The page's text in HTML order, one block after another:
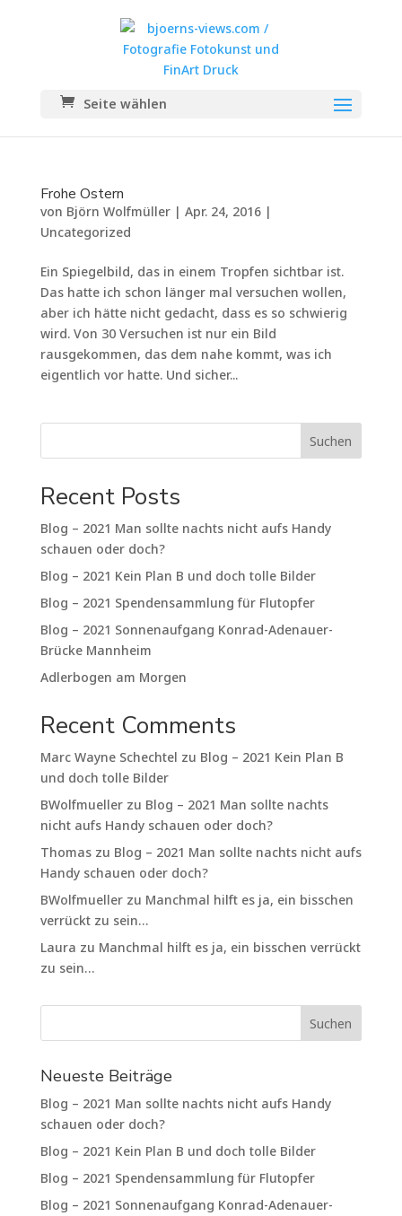
Seite wählen
Frohe Ostern
von Björn Wolfmüller| Apr. 24, 2016|
Uncategorized
Ein Spiegelbild, das in einem Tropfen sichtbar ist.
Das hatte ich schon länger mal versuchen wollen,
aber ich hätte nicht gedacht, dass es so schwierig
wird. Von 30 Versuchen ist nur ein Bild
rausgekommen, das dem nahe kommt, was ich
eigentlich vor hatte. Und sicher...
Suchen
Recent Posts
Blog – 2021 Man sollte nachts nicht aufs Handy
schauen oder doch?
Blog – 2021 Kein Plan B und doch tolle Bilder
Blog – 2021 Spendensammlung für Flutopfer
Blog – 2021 Sonnenaufgang Konrad-Adenauer-
Brücke Mannheim
Adlerbogen am Morgen
Recent Comments
Marc Wayne Schechtel zu Blog – 2021 Kein Plan B
und doch tolle Bilder
BWolfmuellerzu Blog – 2021 Man sollte nachts
nicht aufs Handy schauen oder doch?
Thomaszu Blog – 2021 Man sollte nachts nicht aufs
Handy schauen oder doch?
BWolfmuellerzu Manchmal hilft es ja, ein bisschen
verrückt zu sein…
Laura zu Manchmal hilft es ja, ein bisschen verrückt
zu sein…
Neueste Beiträge
Blog – 2021 Man sollte nachts nicht aufs Handy
schauen oder doch?
Blog – 2021 Kein Plan B und doch tolle Bilder
Blog – 2021 Spendensammlung für Flutopfer
Blog – 2021 Sonnenaufgang Konrad-Adenauer-